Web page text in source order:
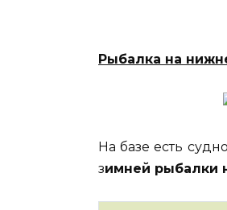
Рыбалка на
На базе есть
зимней рыбалки